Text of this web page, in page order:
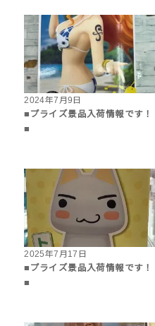
2024年7月9日
■プライズ景品入荷情報です！
■
2025年7月17日
■プライズ景品入荷情報です！
■